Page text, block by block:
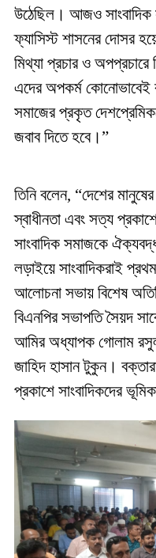
উঠেছিল। আজও
ফ্যাসিস্ট শাসনের দোসর
মিথ্যা প্রচার ও অপপ্রচারে
এদের অপকর্ম কোনোভাবেই
সমাজের প্রকৃত
জবাব দিতে হবে।”
তিনি বলেন, “দেশের
স্বাধীনতা এবং সত্য
সাংবাদিক সমাজকে
লড়াইয়ে সাংবাদিকরাই
আলোচনা সভায় বিশেষ
বিএনপির সভাপতি সৈয়দ
আমির অধ্যাপক গোলাম
জাহিদ হাসান টুকুন।
প্রকাশে সাংবাদিকদের